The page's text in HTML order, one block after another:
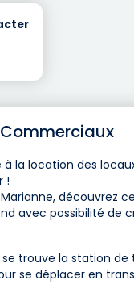
à la location des
!
découvrez
avec possibilité de
trouve la station de
se déplacer en